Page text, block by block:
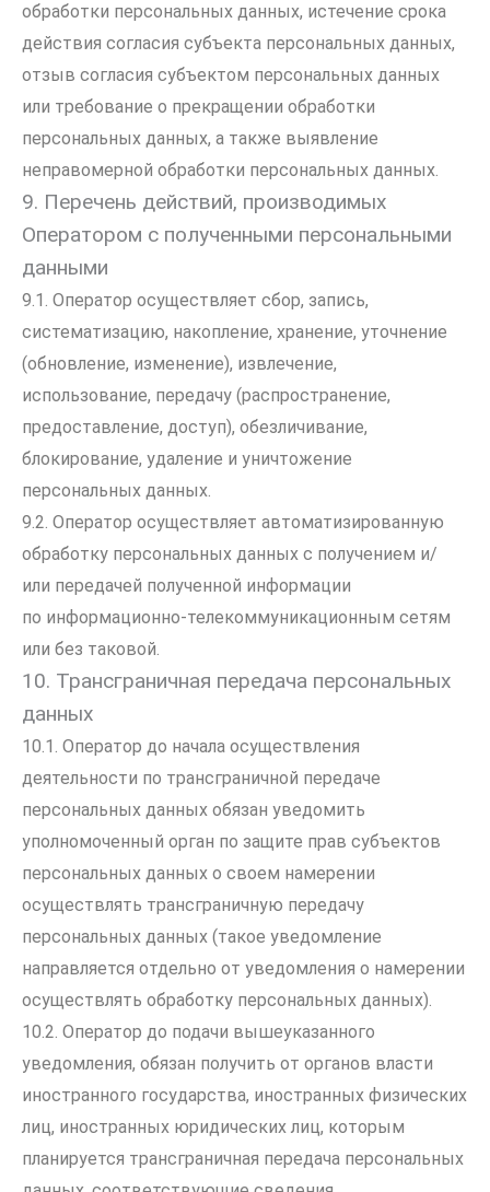
обработки персональных данных, истечение срока
действия согласия субъекта персональных данных,
отзыв согласия субъектом персональных данных
или требование о прекращении обработки
персональных данных, а также выявление
неправомерной обработки персональных данных.
9. Перечень действий, производимых
Оператором с полученными персональными
данными
9.1. Оператор осуществляет сбор, запись,
систематизацию, накопление, хранение, уточнение
(обновление, изменение), извлечение,
использование, передачу (распространение,
предоставление, доступ), обезличивание,
блокирование, удаление и уничтожение
персональных данных.
9.2. Оператор осуществляет автоматизированную
обработку персональных данных с получением и/
или передачей полученной информации
по информационно-телекоммуникационным сетям
или без таковой.
10. Трансграничная передача персональных
данных
10.1. Оператор до начала осуществления
деятельности по трансграничной передаче
персональных данных обязан уведомить
уполномоченный орган по защите прав субъектов
персональных данных о своем намерении
осуществлять трансграничную передачу
персональных данных (такое уведомление
направляется отдельно от уведомления о намерении
осуществлять обработку персональных данных).
10.2. Оператор до подачи вышеуказанного
уведомления, обязан получить от органов власти
иностранного государства, иностранных физических
лиц, иностранных юридических лиц, которым
планируется трансграничная передача персональных